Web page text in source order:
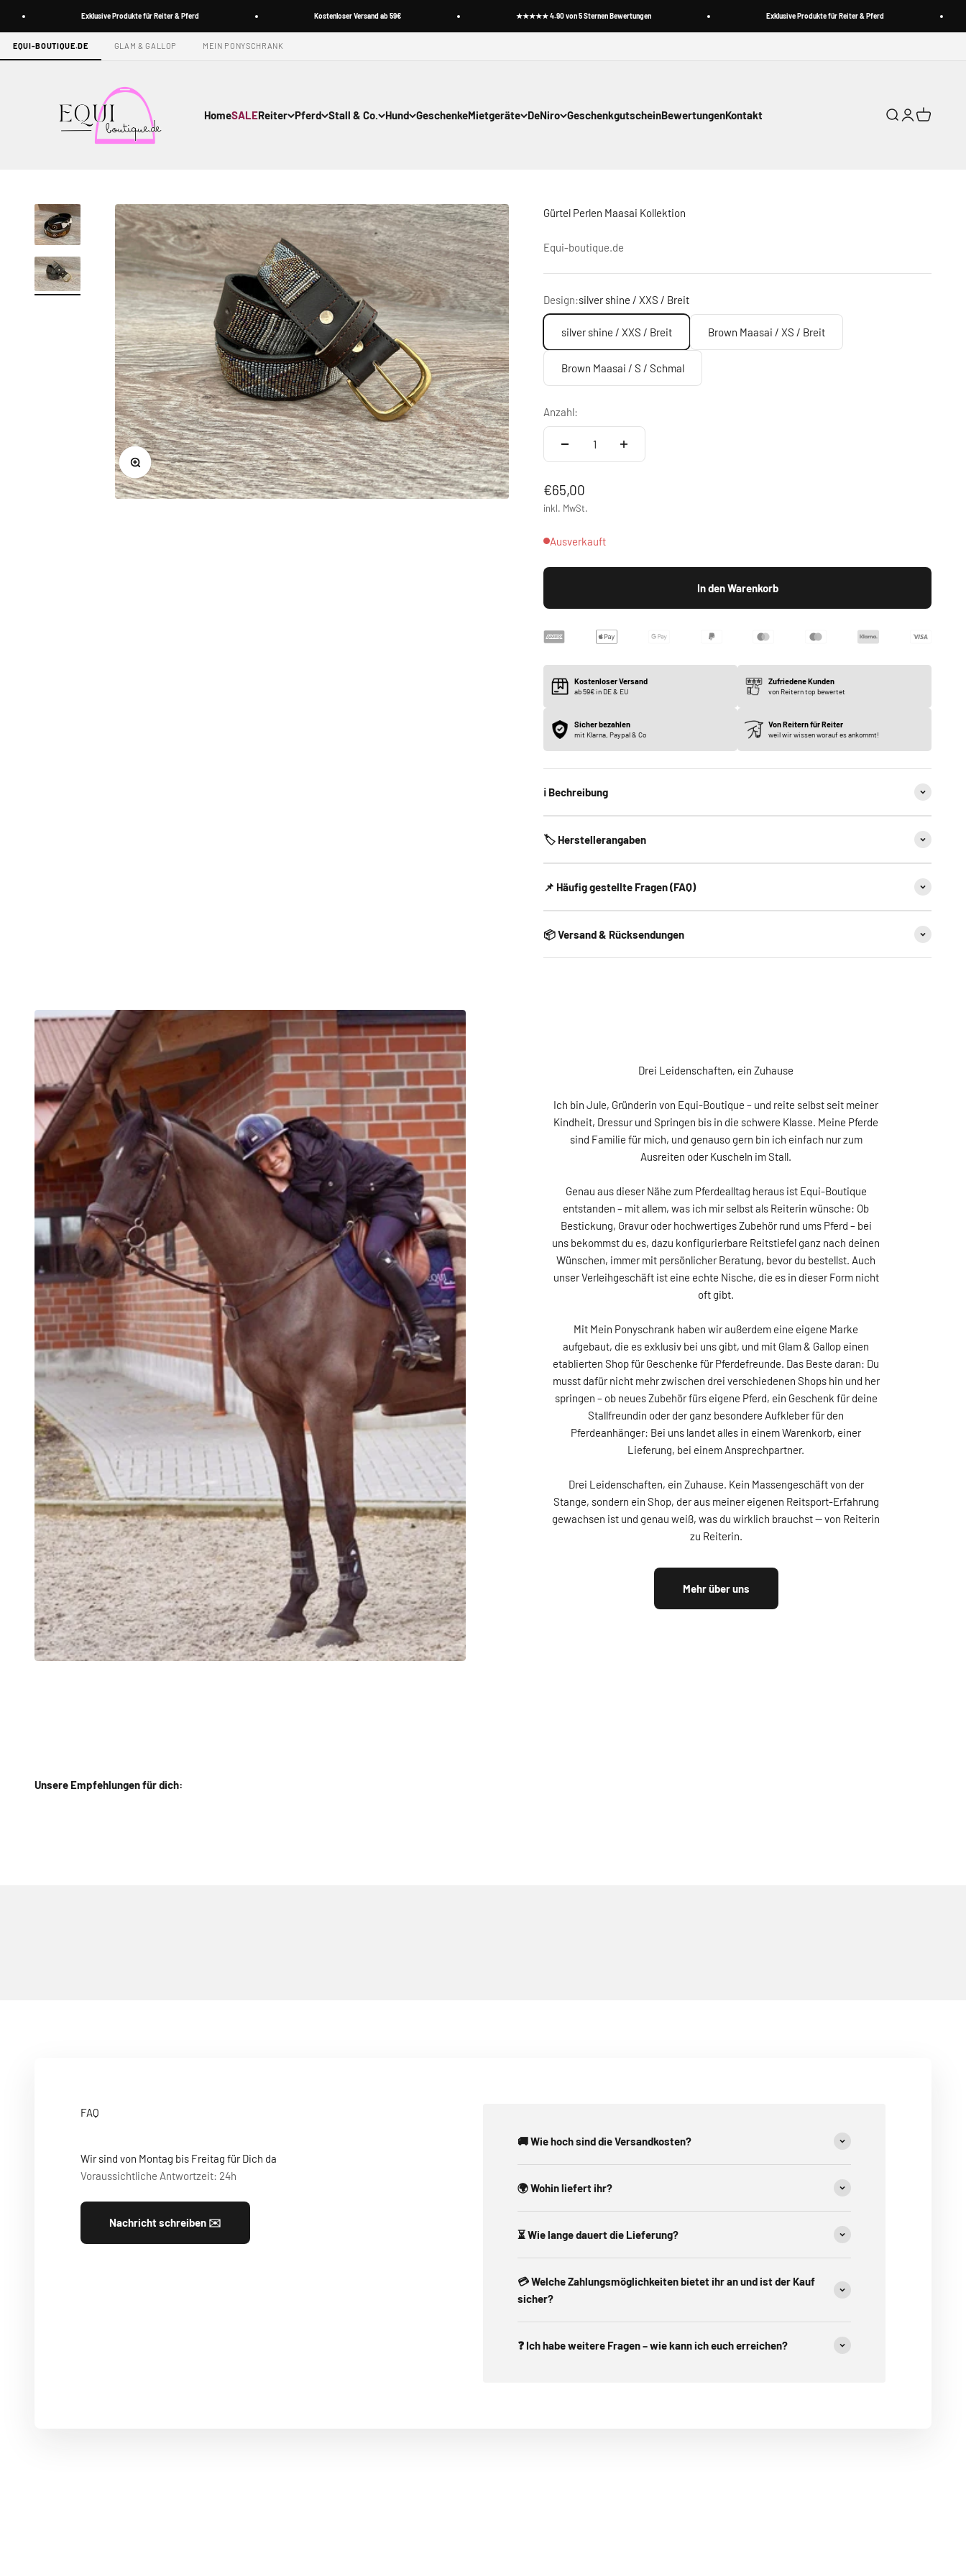
Exklusive Produkte für Reiter & Pferd Kostenloser Versand ab 59€ ★★★★★ 4.90 von 5 Sternen Bewertungen Exklusive Produkte für Reiter & Pferd
EQUI-BOUTIQUE.DE GLAM & GALLOP MEIN PONYSCHRANK
HomeSALEReiter Pferd Stall & Co. Hund GeschenkeMietgeräte DeNiro GeschenkgutscheinBewertungenKontakt
Equi-boutique.de
SucheAnmelden
Warenkorb
Bild vergrößern
Gürtel Perlen Maasai Kollektion
Equi-boutique.de
Design:silver shine / XXS / Breit
silver shine / XXS / Breit Brown Maasai / XS / Breit
Brown Maasai / S / Schmal
Anzahl:
Angebot
€65,00
inkl. MwSt.
Ausverkauft
In den Warenkorb
Kostenloser Versand
ab 59€ in DE & EU
Zufriedene Kunden
von Reitern top bewertet
Sicher bezahlen
mit Klarna, Paypal & Co
Von Reitern für Reiter
weil wir wissen worauf es ankommt!
ℹ️ Bechreibung
🏷️ Herstellerangaben
📌 Häufig gestellte Fragen (FAQ)
📦 Versand & Rücksendungen
Drei Leidenschaften, ein Zuhause
Ich bin Jule, Gründerin von Equi-Boutique – und reite selbst seit meiner
Kindheit, Dressur und Springen bis in die schwere Klasse. Meine Pferde
sind Familie für mich, und genauso gern bin ich einfach nur zum
Ausreiten oder Kuscheln im Stall.
Genau aus dieser Nähe zum Pferdealltag heraus ist Equi-Boutique
entstanden – mit allem, was ich mir selbst als Reiterin wünsche: Ob
Bestickung, Gravur oder hochwertiges Zubehör rund ums Pferd – bei
uns bekommst du es, dazu konfigurierbare Reitstiefel ganz nach deinen
Wünschen, immer mit persönlicher Beratung, bevor du bestellst. Auch
unser Verleihgeschäft ist eine echte Nische, die es in dieser Form nicht
oft gibt.
Mit Mein Ponyschrank haben wir außerdem eine eigene Marke
aufgebaut, die es exklusiv bei uns gibt, und mit Glam & Gallop einen
etablierten Shop für Geschenke für Pferdefreunde. Das Beste daran: Du
musst dafür nicht mehr zwischen drei verschiedenen Shops hin und her
springen – ob neues Zubehör fürs eigene Pferd, ein Geschenk für deine
Stallfreundin oder der ganz besondere Aufkleber für den
Pferdeanhänger: Bei uns landet alles in einem Warenkorb, einer
Lieferung, bei einem Ansprechpartner.
Drei Leidenschaften, ein Zuhause. Kein Massengeschäft von der
Stange, sondern ein Shop, der aus meiner eigenen Reitsport-Erfahrung
gewachsen ist und genau weiß, was du wirklich brauchst — von Reiterin
zu Reiterin.
Mehr über uns
Unsere Empfehlungen für dich:
FAQ
Wir sind von Montag bis Freitag für Dich da
Voraussichtliche Antwortzeit: 24h
Nachricht schreiben ✉️
🚚 Wie hoch sind die Versandkosten?
🌍 Wohin liefert ihr?
⏳ Wie lange dauert die Lieferung?
💳 Welche Zahlungsmöglichkeiten bietet ihr an und ist der Kauf
sicher?
❓ Ich habe weitere Fragen – wie kann ich euch erreichen?